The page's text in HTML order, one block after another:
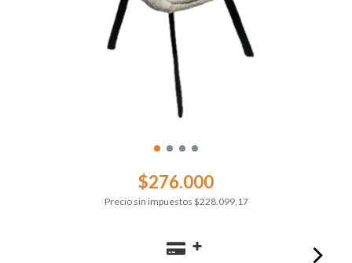
$276.000
Precio sin impuestos $228.099,17